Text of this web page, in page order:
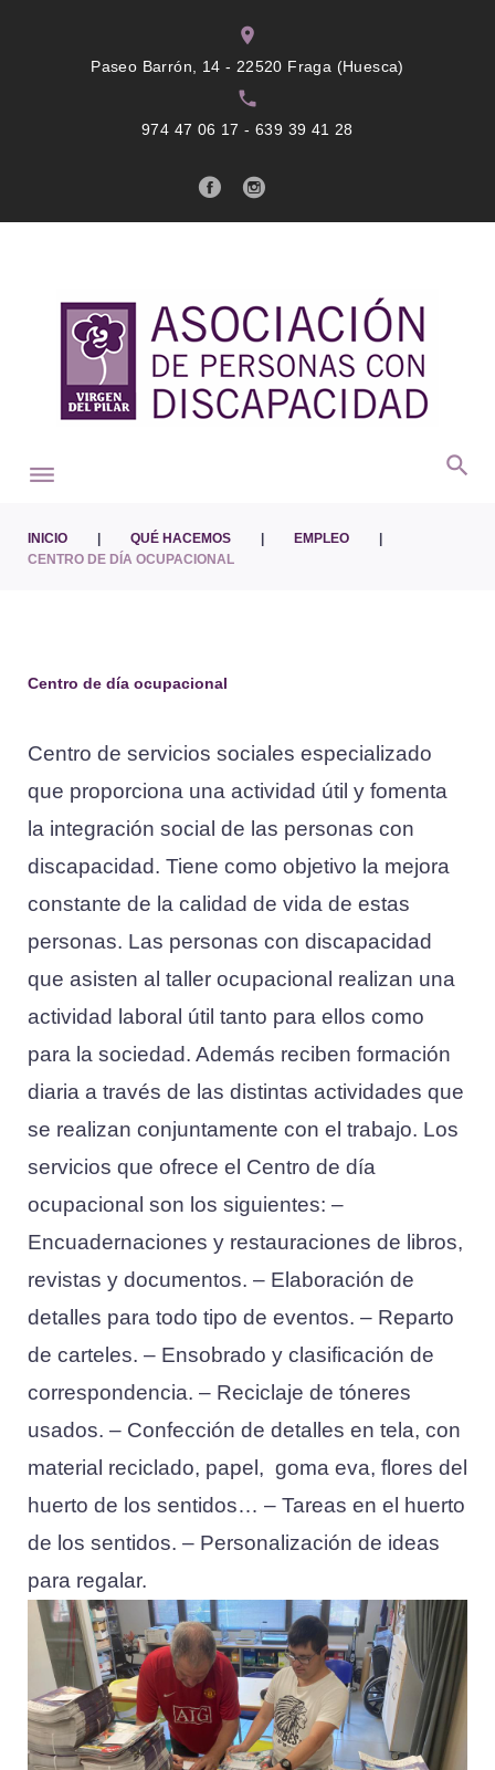
location_on
Paseo Barrón, 14 - 22520 Fraga (Huesca)
local_phone
974 47 06 17 - 639 39 41 28
facebookinstagram
INICIO QUÉ HACEMOS EMPLEO
CENTRO DE DÍA OCUPACIONAL
Centro
día
ocupacional
Centro de día ocupacional
Centro de servicios sociales especializado
que proporciona una actividad útil y fomenta
la integración social de las personas con
discapacidad. Tiene como objetivo la mejora
constante de la calidad de vida de estas
personas. Las personas con discapacidad
que asisten al taller ocupacional realizan una
actividad laboral útil tanto para ellos como
para la sociedad. Además reciben formación
diaria a través de las distintas actividades que
se realizan conjuntamente con el trabajo. Los
servicios que ofrece el Centro de día
ocupacional son los siguientes: –
Encuadernaciones y restauraciones de libros,
revistas y documentos. – Elaboración de
detalles para todo tipo de eventos. – Reparto
de carteles. – Ensobrado y clasificación de
correspondencia. – Reciclaje de tóneres
usados. – Confección de detalles en tela, con
material reciclado, papel, goma eva, flores del
huerto de los sentidos… – Tareas en el huerto
de los sentidos. – Personalización de ideas
para regalar.